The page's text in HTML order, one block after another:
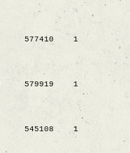
577410
1
579919
1
545108
1